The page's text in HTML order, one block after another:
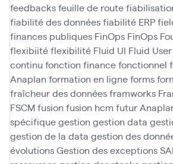
feedbacksfeuille de route
fiabilité des donnéesfiabilité ERP
finances publiques FinOps FinOps
flexibiitéflexibilité Fluid UI Fluid
continu fonction financefonctionnel
Anaplan formation en ligneforms
fraîcheur des donnéesframworks
FSCMfusion fusion hcm futur
spécifiquegestion gestion data
gestion de la data gestion des
évolutionsGestion des exceptions